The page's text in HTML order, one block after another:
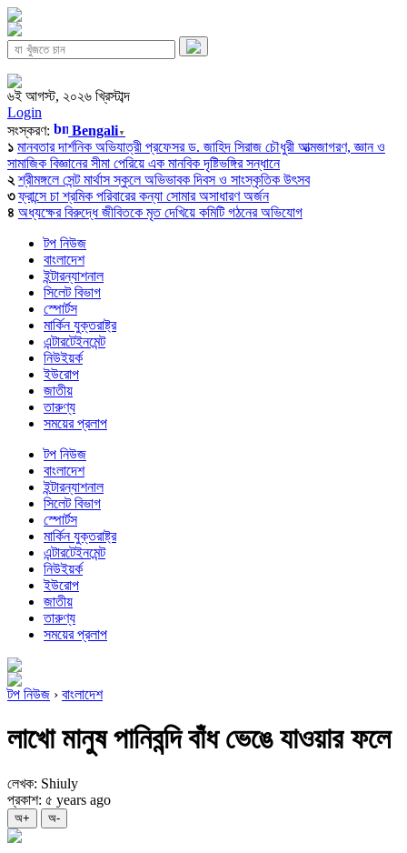
৬ই আগস্ট, ২০২৬ খ্রিস্টাব্দ
Login
সংস্করণ:
Bengali▼
১ মানবতার দার্শনিক অভিযাত্রী প্রফেসর ড. জাহিদ সিরাজ চৌধুরী আত্মজাগরণ, জ্ঞান ও
সামাজিক বিজ্ঞানের সীমা পেরিয়ে এক মানবিক দৃষ্টিভঙ্গির সন্ধানে
২ শ্রীমঙ্গলে সেন্ট মার্থাস স্কুলে অভিভাবক দিবস ও সাংস্কৃতিক উৎসব
৩ ফ্রান্সে চা শ্রমিক পরিবারের কন্যা সোমার অসাধারণ অর্জন
৪ অধ্যক্ষের বিরুদ্ধে জীবিতকে মৃত দেখিয়ে কমিটি গঠনের অভিযোগ
টপ নিউজ
বাংলাদেশ
ইন্টারন্যাশনাল
সিলেট বিভাগ
স্পোর্টস
মার্কিন যুক্তরাষ্ট্র
এন্টারটেইনমেন্ট
নিউইয়র্ক
ইউরোপ
জাতীয়
তারুণ্য
সময়ের প্রলাপ
টপ নিউজ
বাংলাদেশ
ইন্টারন্যাশনাল
সিলেট বিভাগ
স্পোর্টস
মার্কিন যুক্তরাষ্ট্র
এন্টারটেইনমেন্ট
নিউইয়র্ক
ইউরোপ
জাতীয়
তারুণ্য
সময়ের প্রলাপ
টপ নিউজ › বাংলাদেশ
লাখো মানুষ পানিবন্দি বাঁধ ভেঙে যাওয়ার ফলে
লেখক: Shiuly
প্রকাশ: ৫ years ago
অ+ অ-